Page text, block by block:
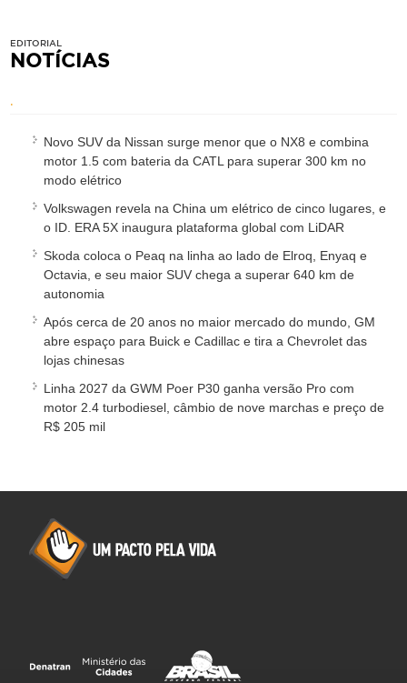
EDITORIAL
NOTÍCIAS
.
Novo SUV da Nissan surge menor que o NX8 e combina
motor 1.5 com bateria da CATL para superar 300 km no
modo elétrico
Volkswagen revela na China um elétrico de cinco lugares, e
o ID. ERA 5X inaugura plataforma global com LiDAR
Skoda coloca o Peaq na linha ao lado de Elroq, Enyaq e
Octavia, e seu maior SUV chega a superar 640 km de
autonomia
Após cerca de 20 anos no maior mercado do mundo, GM
abre espaço para Buick e Cadillac e tira a Chevrolet das
lojas chinesas
Linha 2027 da GWM Poer P30 ganha versão Pro com
motor 2.4 turbodiesel, câmbio de nove marchas e preço de
R$ 205 mil